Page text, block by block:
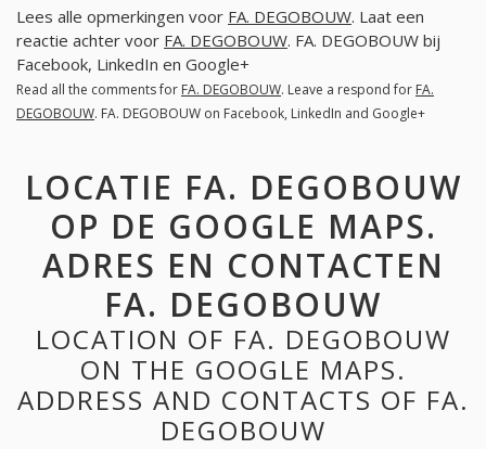
Lees alle opmerkingen voor FA. DEGOBOUW. Laat een
reactie achter voor FA. DEGOBOUW. FA. DEGOBOUW bij
Facebook, LinkedIn en Google+
Read all the comments for FA. DEGOBOUW. Leave a respond for FA.
DEGOBOUW. FA. DEGOBOUW on Facebook, LinkedIn and Google+
LOCATIE FA. DEGOBOUW
OP DE GOOGLE MAPS.
ADRES EN CONTACTEN
FA. DEGOBOUW
LOCATION OF FA. DEGOBOUW
ON THE GOOGLE MAPS.
ADDRESS AND CONTACTS OF FA.
DEGOBOUW